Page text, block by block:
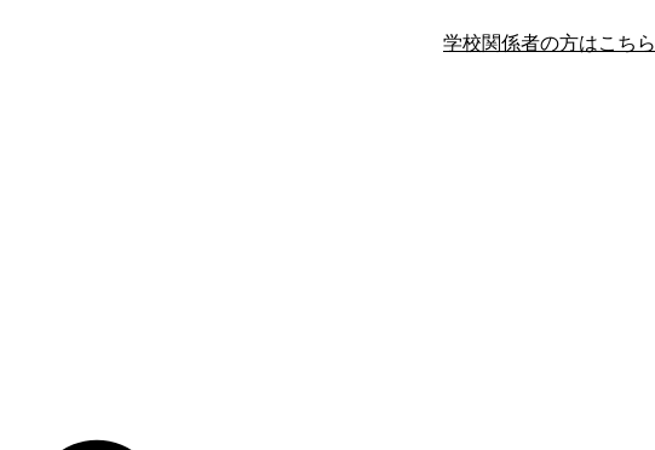
学校関係者の方はこちら